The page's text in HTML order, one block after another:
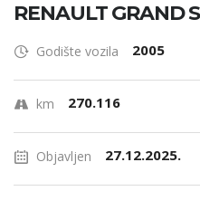
RENAULT GRAND
Godište vozila 2005
km 270.116
Objavljen 27.12.2025.